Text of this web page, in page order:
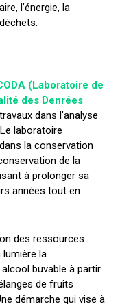
l’énergie, la
(Laboratoire de
des Denrées
dans l’analyse
laboratoire
la conservation
de la
à prolonger sa
années tout en
des ressources
la
buvable à partir
de fruits
démarche qui vise à